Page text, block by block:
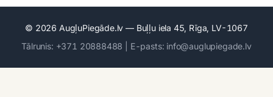
© 2026 AugļuPiegāde.lv — Buļļu iela 45, Rīga, LV-1067
Tālrunis: +371 20888488 | E-pasts: info@auglupiegade.lv